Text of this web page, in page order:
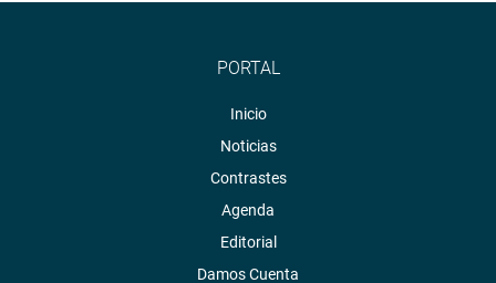
PORTAL
Inicio
Noticias
Contrastes
Agenda
Editorial
Damos Cuenta